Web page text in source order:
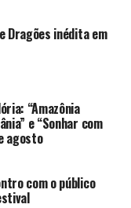
Dragões inédita em
“Amazônia
e “Sonhar com
agosto
com o público